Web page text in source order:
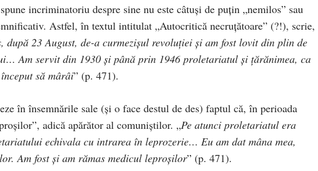
incriminatoriu despre sine nu este câtuşi de puţin „nemilos” sau
Astfel, în textul intitulat „Autocritică necruţătoare” (?!), scrie,
după 23 August, de-a curmezişul revoluţiei şi am fost lovit din plin de
Am servit din 1930 şi până prin 1946 proletariatul şi ţărănimea, ca
să mârâi” (p. 471).
în însemnările sale (şi o face destul de des) faptul că, în perioada
adică apărător al comuniştilor. „Pe atunci proletariatul era
echivala cu intrarea în leprozerie… Eu am dat mâna mea,
Am fost şi am rămas medicul leproşilor” (p. 471).